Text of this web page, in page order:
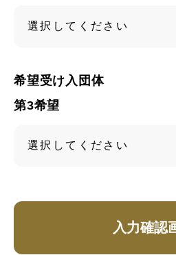
希望受け入団体
第3希望
入力確認